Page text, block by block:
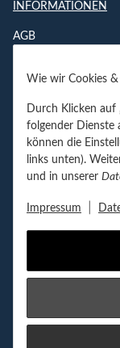
Wie wir Cookies
Durch Klicken auf
folgender Dienste
können die
links unten).
und in unserer
Impressum
INFORMATIONEN
AGB
Jobs
Newsletter